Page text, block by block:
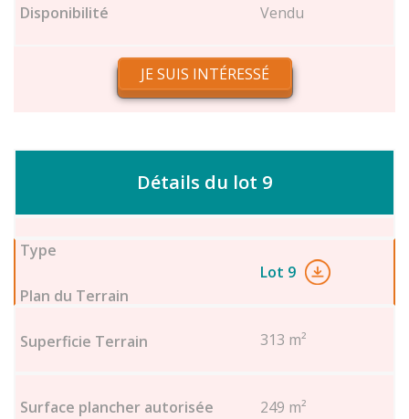
Vendu
JE SUIS INTÉRESSÉ
Détails du lot 9
Lot 9
313 m²
249 m²